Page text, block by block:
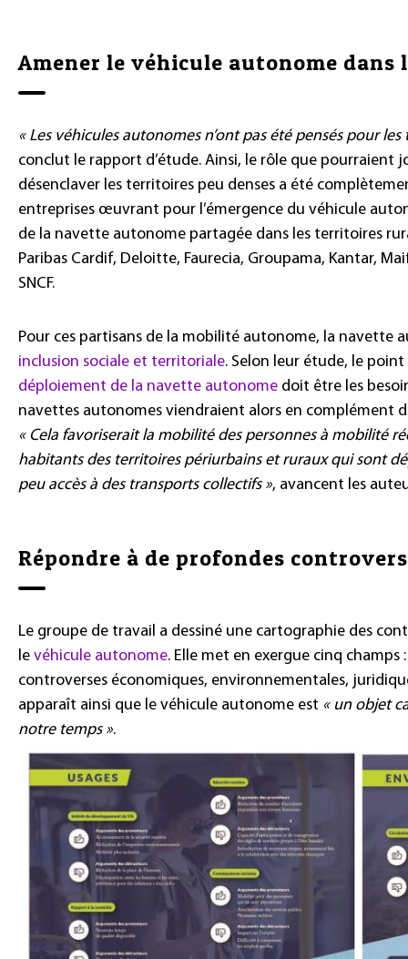
Amener le véhicule autonome
« Les véhicules autonomes n’ont pas été pensés pour
conclut le rapport d’étude. Ainsi, le rôle que pourraient
désenclaver les territoires peu denses a été
entreprises œuvrant pour l’émergence du véhicule
de la navette autonome partagée dans les territoires
Paribas Cardif, Deloitte, Faurecia, Groupama, Kantar,
SNCF.
Pour ces partisans de la mobilité autonome, la navette
inclusion sociale et territoriale. Selon leur étude, le
déploiement de la navette autonome doit être les
navettes autonomes viendraient alors en complément
« Cela favoriserait la mobilité des personnes à mobilité
habitants des territoires périurbains et ruraux qui sont
peu accès à des transports collectifs », avancent les
Répondre à de profondes
Le groupe de travail a dessiné une cartographie des
le véhicule autonome. Elle met en exergue cinq champs
controverses économiques, environnementales,
apparaît ainsi que le véhicule autonome est « un objet
notre temps ».